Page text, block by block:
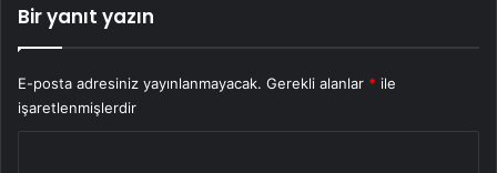
Bir yanıt yazın
E-posta adresiniz yayınlanmayacak. Gerekli alanlar * ile
işaretlenmişlerdir